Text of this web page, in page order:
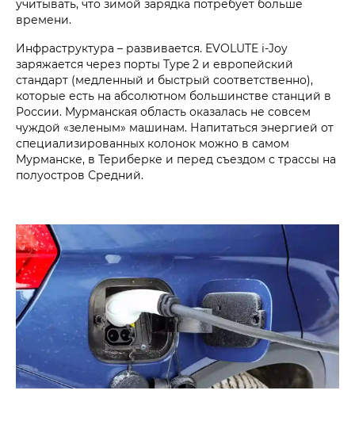
учитывать, что зимой зарядка потребует больше
времени.
Инфраструктура – развивается. EVOLUTE i‑Joy
заряжается через порты Type 2 и европейский
стандарт (медленный и быстрый соответственно),
которые есть на абсолютном большинстве станций в
России. Мурманская область оказалась не совсем
чуждой «зеленым» машинам. Напитаться энергией от
специализированных колонок можно в самом
Мурманске, в Териберке и перед съездом с трассы на
полуостров Средний.